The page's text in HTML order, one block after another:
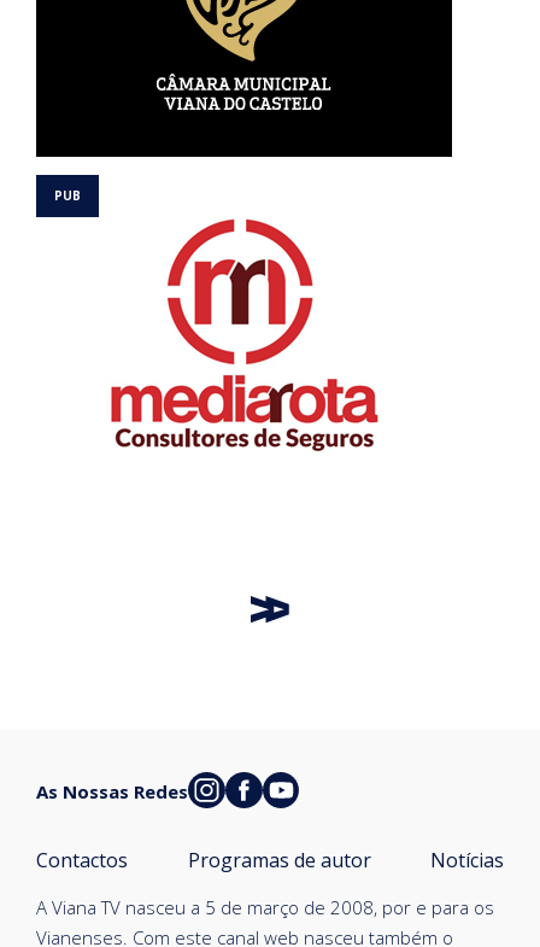
A Viana TV nasceu a 5 de março de 2008, por e para os
Vianenses. Com este canal web nasceu também o
Contactos Programas de autor Notícias
As Nossas Redes